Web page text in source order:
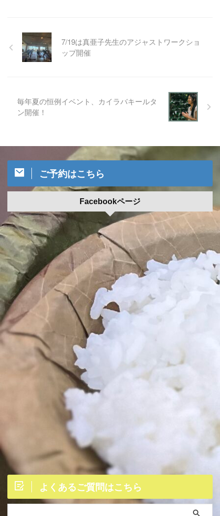
7/19は真亜子先生のアジャストワークショ
ップ開催
毎年夏の恒例イベント、カイラバキールタ
ン開催！
ご予約はこちら
Facebookページ
よくあるご質問はこちら